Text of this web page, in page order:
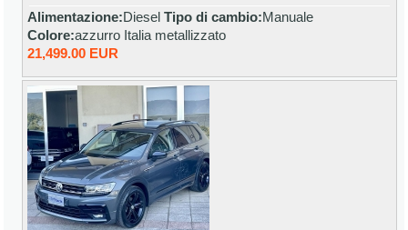
Alimentazione:DieselTipo di cambio:Manuale
Colore:azzurro Italia metallizzato
21,499.00 EUR